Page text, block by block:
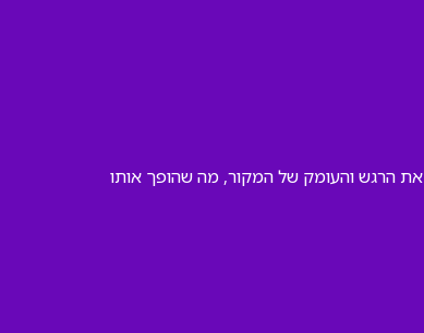
את הרגש והעומק של המקור, מה שהופך אותו